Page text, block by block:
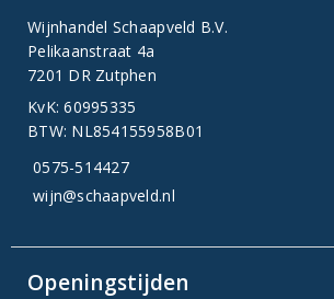
Wijnhandel Schaapveld B.V.
Pelikaanstraat 4a
7201 DR Zutphen
KvK: 60995335
BTW: NL854155958B01
0575-514427
wijn@schaapveld.nl
Openingstijden